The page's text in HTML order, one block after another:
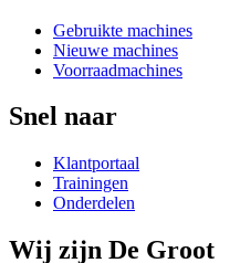
Gebruikte machines
Nieuwe machines
Voorraadmachines
Snel naar
Klantportaal
Trainingen
Onderdelen
Wij zijn De Groot